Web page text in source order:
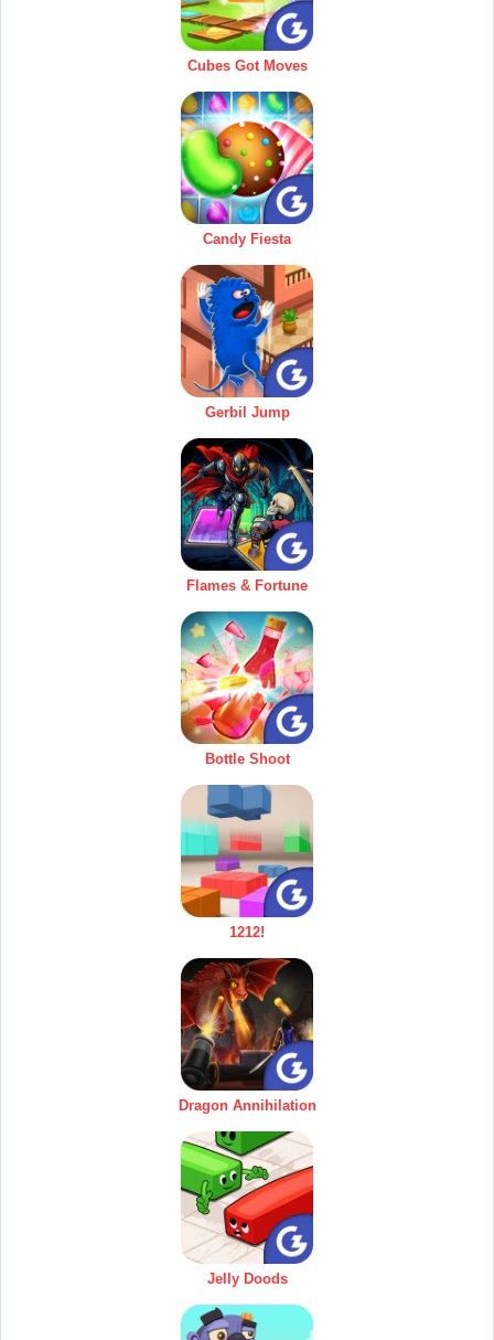
Cubes Got Moves
Candy Fiesta
Gerbil Jump
Flames & Fortune
Bottle Shoot
1212!
Dragon Annihilation
Jelly Doods